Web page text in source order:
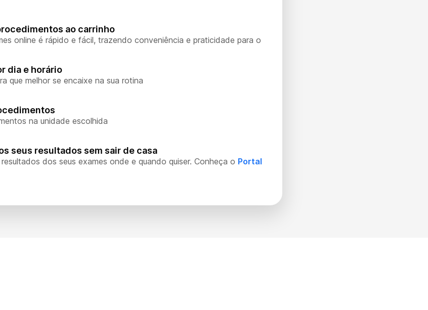
ao carrinho
online é rápido e fácil, trazendo conveniência e praticidade para o
dia e horário
que melhor se encaixe na sua rotina
na unidade escolhida
seus resultados sem sair de casa
dos seus exames onde e quando quiser. Conheça o Portal